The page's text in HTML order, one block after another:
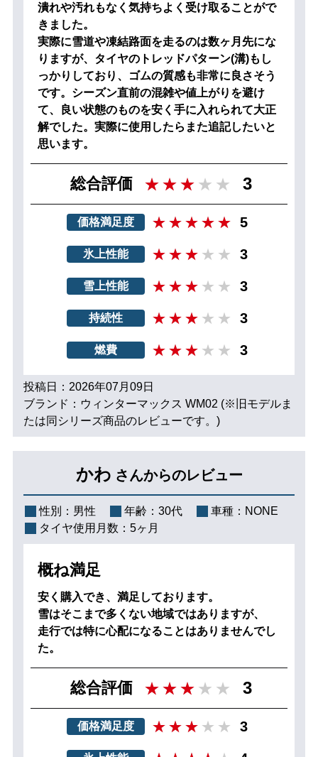
潰れや汚れもなく気持ちよく受け取ることがで
きました。
実際に雪道や凍結路面を走るのは数ヶ月先にな
りますが、タイヤのトレッドパターン(溝)もし
っかりしており、ゴムの質感も非常に良さそう
です。シーズン直前の混雑や値上がりを避け
て、良い状態のものを安く手に入れられて大正
解でした。実際に使用したらまた追記したいと
思います。
総合評価 3
価格満足度 5
氷上性能 3
雪上性能 3
持続性 3
燃費 3
投稿日：2026年07月09日
ブランド：ウィンターマックス WM02 (※旧モデルま
たは同シリーズ商品のレビューです。)
かわ さんからのレビュー
性別： 男性 年齢： 30代 車種： NONE
タイヤ使用月数： 5ヶ月
概ね満足
安く購入でき、満足しております。
雪はそこまで多くない地域ではありますが、
走行では特に心配になることはありませんでし
た。
総合評価 3
価格満足度 3